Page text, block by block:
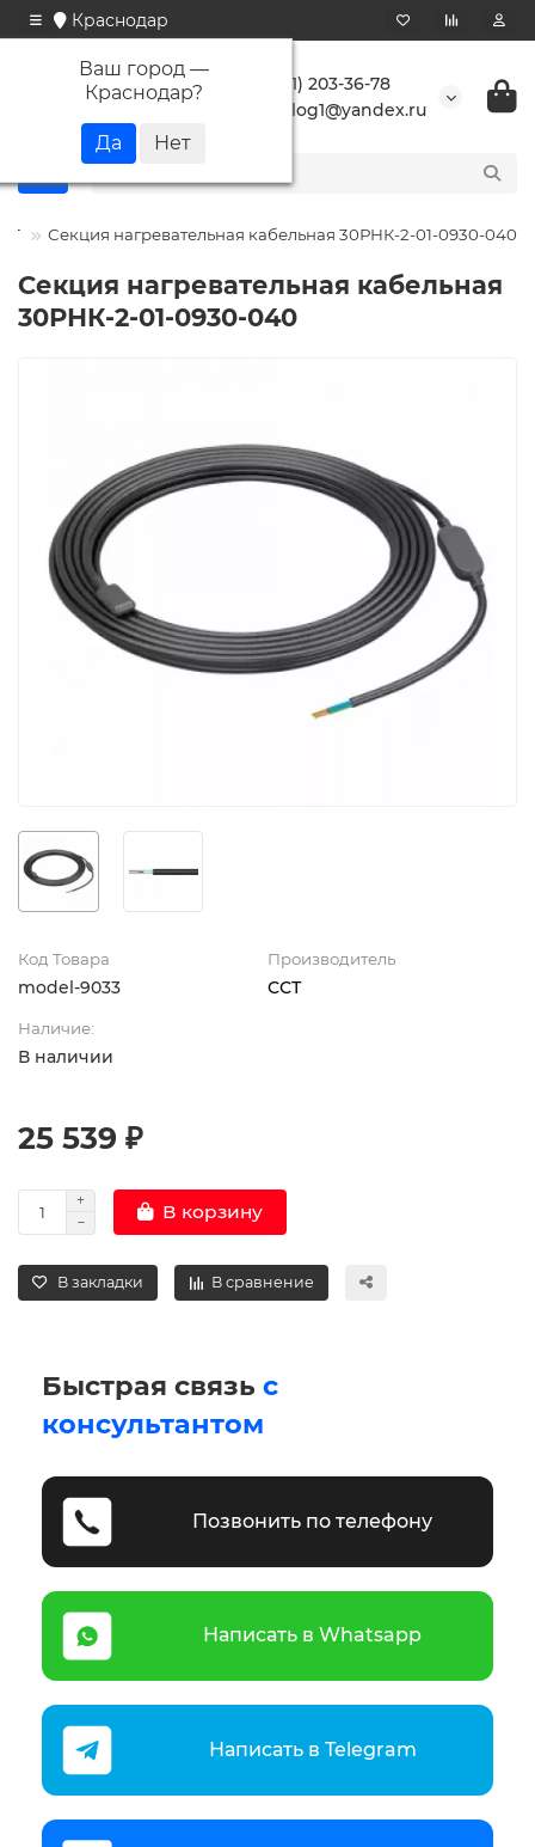
Краснодар
Ваш город —
Краснодар?
+7 (861) 203-36-78
buranlog1@yandex.ru
Секция нагревательная кабельная 30РНК-2-01-0930-040
Секция нагревательная кабельная
30РНК-2-01-0930-040
Код Товара
model-9033
Производитель
ССТ
Наличие:
В наличии
25 539 ₽
В корзину
В закладки В сравнение
Быстрая связь с
консультантом
Позвонить по телефону
Написать в Whatsapp
Написать в Telegram